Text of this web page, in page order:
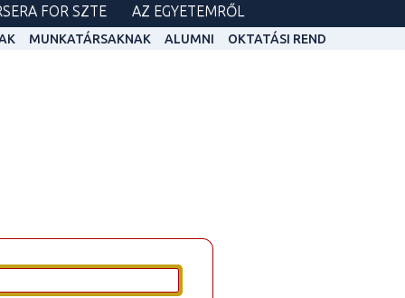
FOR SZTE AZ EGYETEMRŐL
MUNKATÁRSAKNAK ALUMNI OKTATÁSI REND